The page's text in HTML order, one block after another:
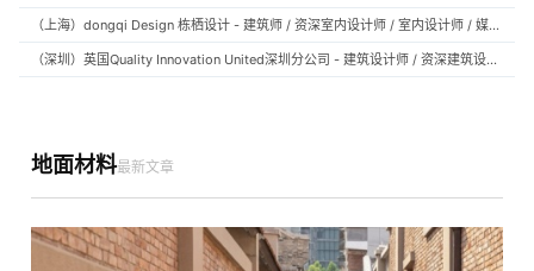
（上海）dongqi Design 栋栖设计 - 建筑师 / 资深室内设计师 / 室内设计师 / 媒体及公共关系主管 / 设计实习生（常年招聘）
（深圳）英国Quality Innovation United深圳分公司 - 建筑设计师 / 资深建筑设计师 / 室内设计师 / 设计实习生
地面材料最新文章